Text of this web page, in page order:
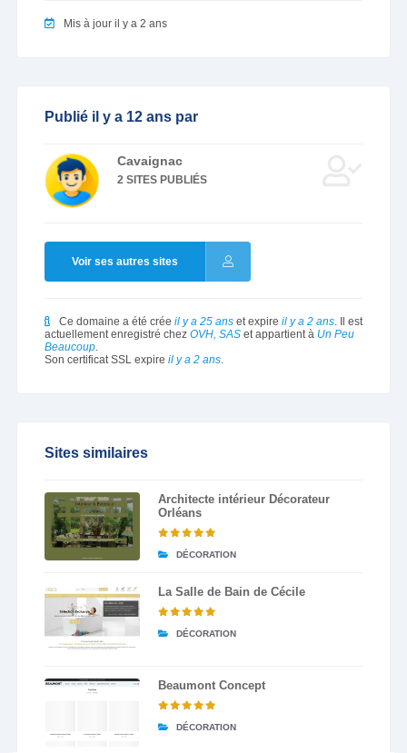
Mis à jour il y a 2 ans
Publié il y a 12 ans par
Cavaignac
2 SITES PUBLIÉS
Voir ses autres sites
Ce domaine a été crée il y a 25 anset expire il y a 2 ans. Il est
actuellement enregistré chez OVH, SASet appartient à Un Peu
Beaucoup.
Son certificat SSL expire il y a 2 ans.
Sites similaires
Architecte intérieur Décorateur
Orléans
DÉCORATION
La Salle de Bain de Cécile
DÉCORATION
Beaumont Concept
DÉCORATION